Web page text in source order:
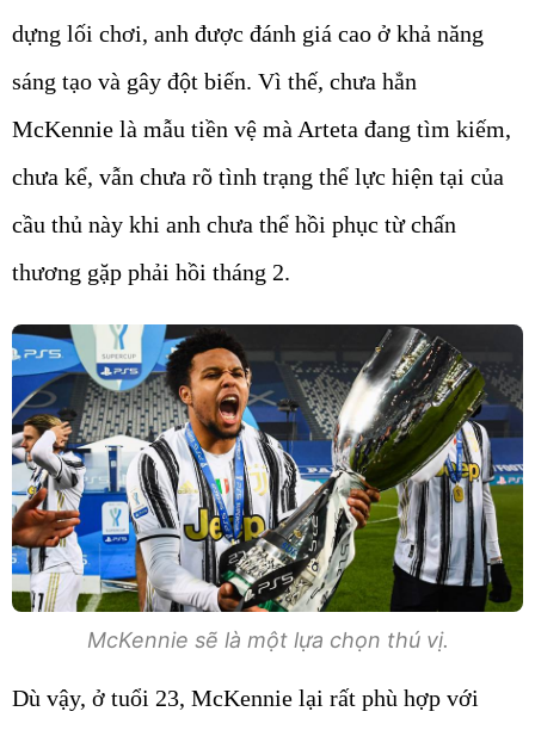
dựng lối chơi, anh được đánh giá cao ở khả năng
sáng tạo và gây đột biến. Vì thế, chưa hẳn
McKennie là mẫu tiền vệ mà Arteta đang tìm kiếm,
chưa kể, vẫn chưa rõ tình trạng thể lực hiện tại của
cầu thủ này khi anh chưa thể hồi phục từ chấn
thương gặp phải hồi tháng 2.
McKennie sẽ là một lựa chọn thú vị.
Dù vậy, ở tuổi 23, McKennie lại rất phù hợp với